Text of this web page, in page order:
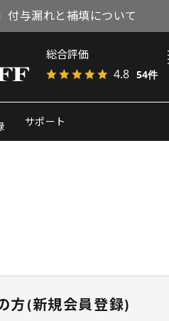
付与漏れと補填について
総合評価
4.8 54件
サポート
方(新規会員登録)